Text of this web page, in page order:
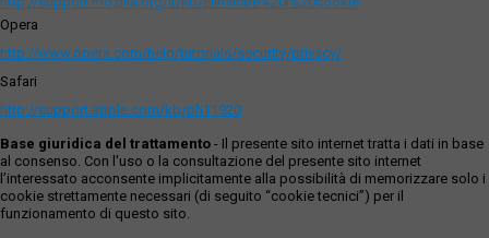
Opera
http://www.opera.com/help/tutorials/security/privacy/
Safari
http://support.apple.com/kb/ph11920
Base giuridica del trattamento - Il presente sito internet tratta i dati in base
al consenso. Con l'uso o la consultazione del presente sito internet
l’interessato acconsente implicitamente alla possibilità di memorizzare solo i
cookie strettamente necessari (di seguito “cookie tecnici”) per il
funzionamento di questo sito.